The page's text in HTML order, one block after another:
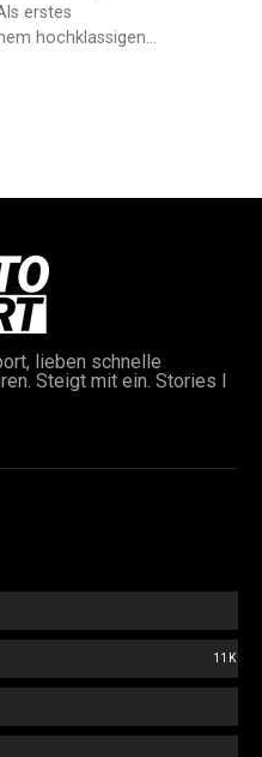
erstes
hochklassigen…
lieben schnelle
Steigt mit ein. Stories I
11K